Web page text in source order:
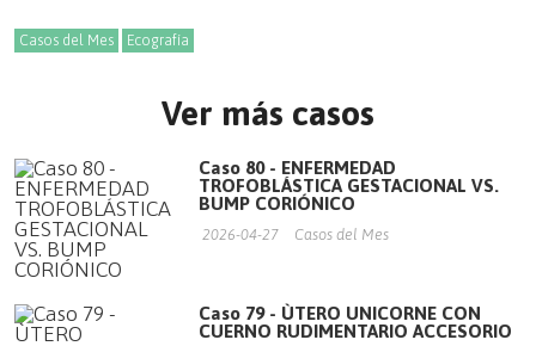
Casos del Mes Ecografía
Ver más casos
Caso 80 - ENFERMEDAD
TROFOBLÁSTICA GESTACIONAL VS.
BUMP CORIÓNICO
2026-04-27 Casos del Mes
Caso 79 - ÙTERO UNICORNE CON
CUERNO RUDIMENTARIO ACCESORIO